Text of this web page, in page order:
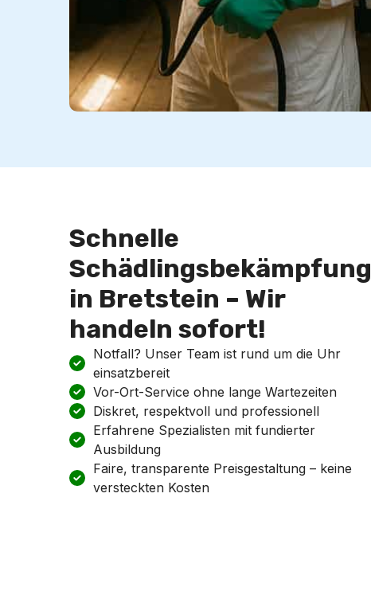
Schnelle
Schädlingsbekämpfung
in Bretstein – Wir
handeln sofort!
Notfall? Unser Team ist rund um die Uhr
einsatzbereit
Vor-Ort-Service ohne lange Wartezeiten
Diskret, respektvoll und professionell
Erfahrene Spezialisten mit fundierter
Ausbildung
Faire, transparente Preisgestaltung – keine
versteckten Kosten